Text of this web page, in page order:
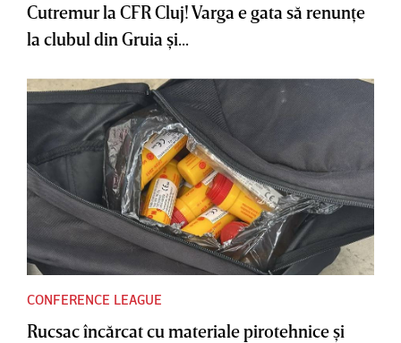
Cutremur la CFR Cluj! Varga e gata să renunţe
la clubul din Gruia şi...
CONFERENCE LEAGUE
Rucsac încărcat cu materiale pirotehnice şi